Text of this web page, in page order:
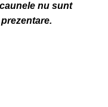
nu sunt